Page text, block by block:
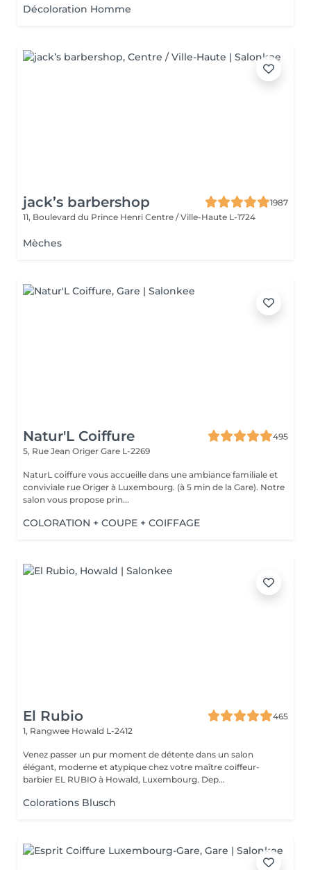
Décoloration Homme
jack’s barbershop
1987
11, Boulevard du Prince Henri Centre / Ville-Haute L-1724
Mèches
Natur'L Coiffure
495
5, Rue Jean Origer Gare L-2269
NaturL coiffure vous accueille dans une ambiance familiale et
conviviale rue Origer à Luxembourg. (à 5 min de la Gare). Notre
salon vous propose prin...
COLORATION + COUPE + COIFFAGE
El Rubio
465
1, Rangwee Howald L-2412
Venez passer un pur moment de détente dans un salon
élégant, moderne et atypique chez votre maître coiffeur-
barbier EL RUBIO à Howald, Luxembourg. Dep...
Colorations Blusch